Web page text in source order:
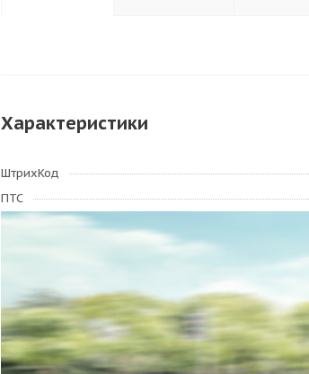
Характеристики
ШтрихКод
ПТС